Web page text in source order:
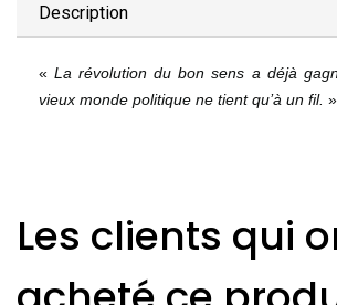
Description
«La révolution du bon sens a déjà
vieux monde politique ne tient qu’à un fil. »
Les clients qui